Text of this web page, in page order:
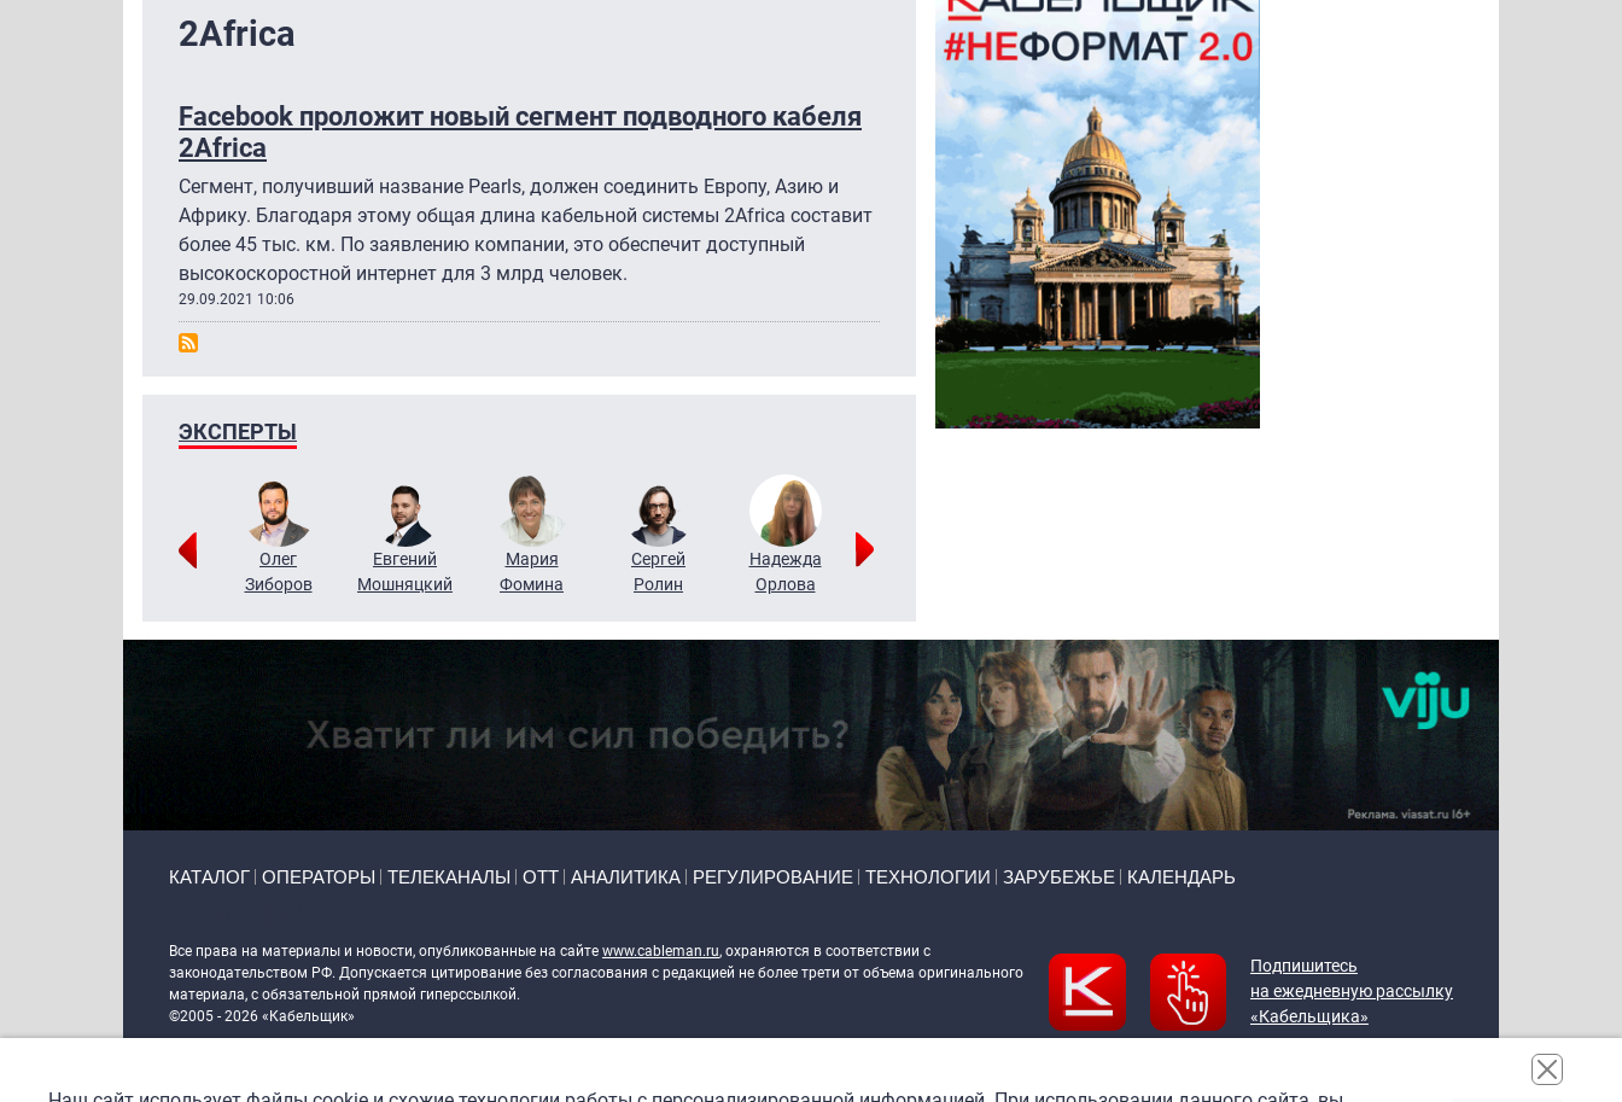
2Africa
Facebook проложит новый сегмент подводного кабеля
2Africa
Сегмент, получивший название Pearls, должен соединить Европу, Азию и
Африку. Благодаря этому общая длина кабельной системы 2Africa составит
более 45 тыс. км. По заявлению компании, это обеспечит доступный
высокоскоростной интернет для 3 млрд человек.
29.09.2021 10:06
ЭКСПЕРТЫ
Григорий
Олег
Зиборов
Евгений
Мошняцкий
Мария
Фомина
Сергей
Ролин
Надежда
Орлова
КАТАЛОГ ОПЕРАТОРЫ ТЕЛЕКАНАЛЫ ОТТ АНАЛИТИКА РЕГУЛИРОВАНИЕ ТЕХНОЛОГИИ ЗАРУБЕЖЬЕ КАЛЕНДАРЬ
Все права на материалы и новости, опубликованные на сайте www.cableman.ru, охраняются в соответствии с
законодательством РФ. Допускается цитирование без согласования с редакцией не более трети от объема оригинального
материала, с обязательной прямой гиперссылкой.
©2005 - 2026 «Кабельщик»
Подпишитесь
на ежедневную рассылку
«Кабельщика»